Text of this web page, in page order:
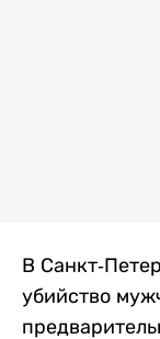
В Санкт-
убийство